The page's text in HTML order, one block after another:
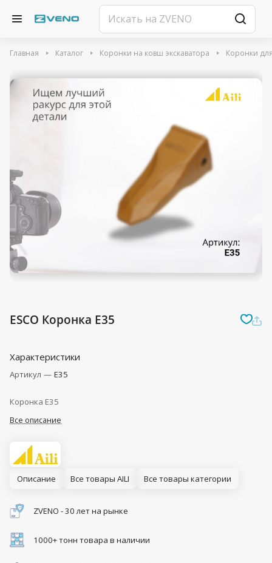
Главная Каталог Коронки на ковш экскаватора Коронки
ESCO Коронка E35
Характеристики
Артикул — E35
Коронка E35
Все описание
Описание Все товары AILI Все товары категории
ZVENO - 30 лет на рынке
1000+ тонн товара в наличии